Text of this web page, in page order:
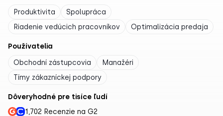
Produktivita
Spolupráca
Riadenie vedúcich pracovníkov
Optimalizácia predaja
Používatelia
Obchodní zástupcovia
Manažéri
Tímy zákazníckej podpory
Dôveryhodné pre tisíce ľudí
1,702 Recenzie na G2